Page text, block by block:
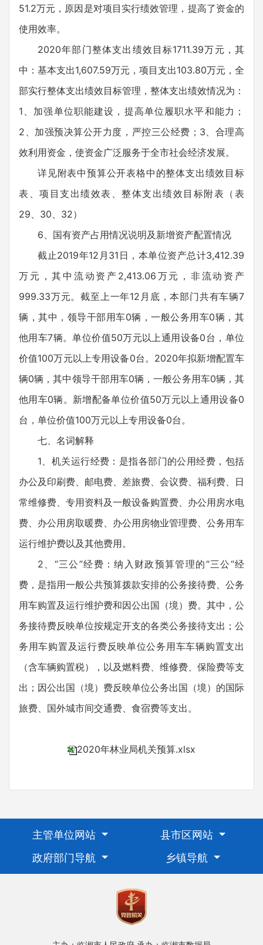
51.2万元，原因是对项目实行绩效管理，提高了资金的
使用效率。
2020年部门整体支出绩效目标1711.39万元，其
中：基本支出1,607.59万元，项目支出103.80万元，全
部实行整体支出绩效目标管理，整体支出绩效情况为：
1、加强单位职能建设，提高单位履职水平和能力；
2、加强预决算公开力度，严控三公经费；3、合理高
效利用资金，使资金广泛服务于全市社会经济发展。
详见附表中预算公开表格中的整体支出绩效目标
表、项目支出绩效表、整体支出绩效目标附表（表
29、30、32）
6、国有资产占用情况说明及新增资产配置情况
截止2019年12月31日，本单位资产总计3,412.39
万元，其中流动资产2,413.06万元，非流动资产
999.33万元。截至上一年12月底，本部门共有车辆7
辆，其中，领导干部用车0辆，一般公务用车0辆，其
他用车7辆。单位价值50万元以上通用设备0台，单位
价值100万元以上专用设备0台。2020年拟新增配置车
辆0辆，其中领导干部用车0辆，一般公务用车0辆，其
他用车0辆。新增配备单位价值50万元以上通用设备0
台，单位价值100万元以上专用设备0台。
七、名词解释
1、机关运行经费：是指各部门的公用经费，包括
办公及印刷费、邮电费、差旅费、会议费、福利费、日
常维修费、专用资料及一般设备购置费、办公用房水电
费、办公用房取暖费、办公用房物业管理费、公务用车
运行维护费以及其他费用。
2、“三公”经费：纳入财政预算管理的“三公“经
费，是指用一般公共预算拨款安排的公务接待费、公务
用车购置及运行维护费和因公出国（境）费。其中，公
务接待费反映单位按规定开支的各类公务接待支出；公
务用车购置及运行费反映单位公务用车车辆购置支出
（含车辆购置税），以及燃料费、维修费、保险费等支
出；因公出国（境）费反映单位公务出国（境）的国际
旅费、国外城市间交通费、食宿费等支出。
2020年林业局机关预算.xlsx
主管单位网站
县市区网站
政府部门导航
乡镇导航